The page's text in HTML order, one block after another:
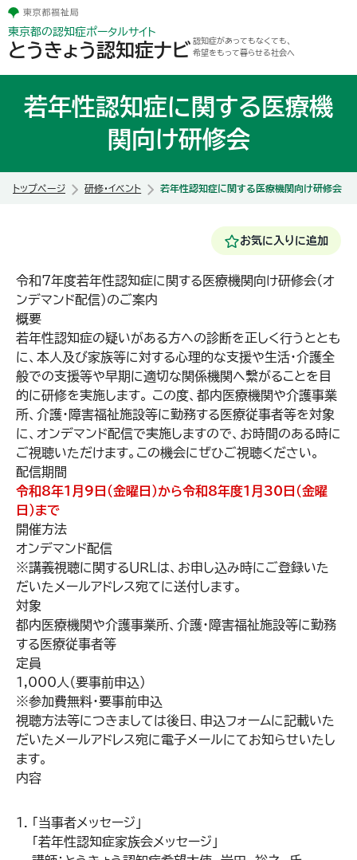
東京都の認知症ポータルサイト
とうきょう認知症ナビ 認知症があってもなくても、
希望をもって暮らせる社会へ
若年性認知症に関する医療機
関向け研修会
トップページ 研修・イベント 若年性認知症に関する医療機関向け研修会
お気に入りに追加
令和7年度若年性認知症に関する医療機関向け研修会（オ
ンデマンド配信）のご案内
概要
若年性認知症の疑いがある方への診断を正しく行うととも
に、本人及び家族等に対する心理的な支援や生活・介護全
般での支援等や早期に適切な関係機関へ繋がることを目
的に研修を実施します。 この度、都内医療機関や介護事業
所、介護・障害福祉施設等に勤務する医療従事者等を対象
に、オンデマンド配信で実施しますので、お時間のある時に
ご視聴いただけます。この機会にぜひご視聴ください。
配信期間
令和8年1月9日（金曜日）から令和8年度1月30日（金曜
日）まで
開催方法
オンデマンド配信
※講義視聴に関するＵＲＬは、お申し込み時にご登録いた
だいたメールアドレス宛てに送付します。
対象
都内医療機関や介護事業所、介護・障害福祉施設等に勤務
する医療従事者等
定員
1,000人（要事前申込）
※参加費無料・要事前申込
視聴方法等につきましては後日、申込フォームに記載いた
だいたメールアドレス宛に電子メールにてお知らせいたし
ます。
内容
「当事者メッセージ」
「若年性認知症家族会メッセージ」